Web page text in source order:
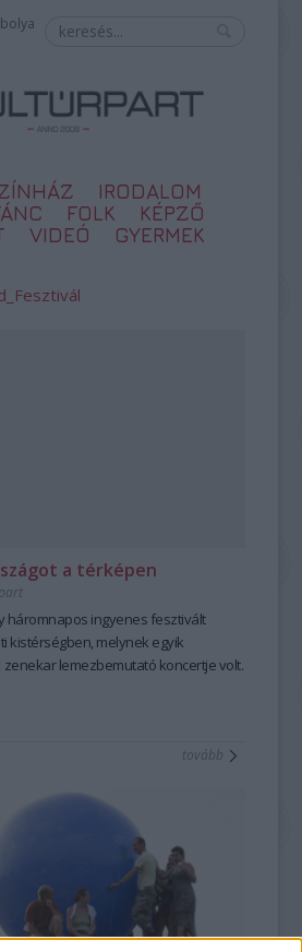
IRODALOM
FOLK
KÉPZŐ
VIDEÓ GYERMEK
a térképen
háromnapos ingyenes fesztivált
kistérségben, melynek egyik
lemezbemutató koncertje volt.
tovább